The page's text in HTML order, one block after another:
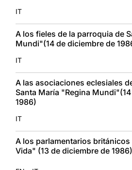
IT
A los fieles de la parroquia de
Mundi"(14 de diciembre de
IT
A las asociaciones eclesiales
Santa María "Regina
1986)
IT
A los parlamentarios
Vida" (13 de diciembre de 1986)